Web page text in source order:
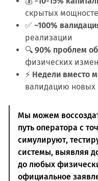
скрытых
✅ ~100%
реализации
🔍 90% проблем
физических
⚡ Недели вместо
валидацию новых
Мы можем
путь оператора с
симулируют,
системы, выявляя
до любых
официальное